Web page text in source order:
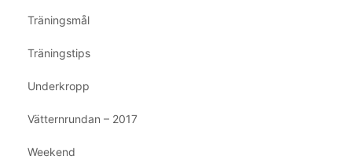
Träningsmål
Träningstips
Underkropp
Vätternrundan – 2017
Weekend